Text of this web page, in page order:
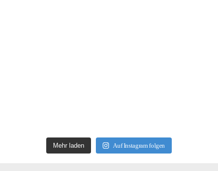
Mehr laden Auf Instagram folgen